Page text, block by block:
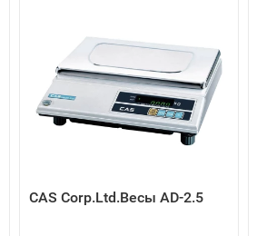
CAS Corp.Ltd.Весы AD-2.5